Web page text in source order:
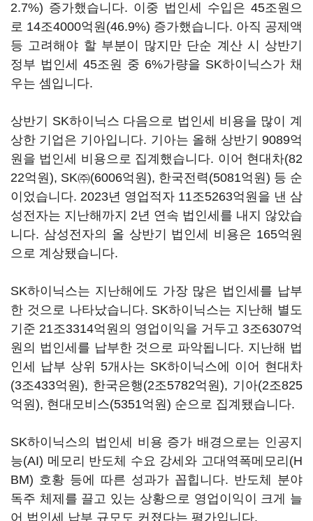
2.7%) 증가했습니다. 이중 법인세 수입은 45조원으
로 14조4000억원 (46.9%) 증가했습니다. 아직 공제액
등 고려해야 할 부분이 많지만 단순 계산 시 상반기
정부 법인세 45조원 중 6%가량을 SK하이닉스가 채
우는 셈입니다.
상반기 SK하이닉스 다음으로 법인세 비용을 많이 계
상한 기업은 기아입니다. 기아는 올해 상반기9089억
원을 법인세 비용으로 집계했습니다. 이어 현대차(82
22억원), SK㈜(6006억원), 한국전력(5081억원) 등 순
이었습니다. 2023년 영업적자 11조5263억원을 낸 삼
성전자는 지난해까지 2년 연속 법인세를 내지 않았습
니다. 삼성전자의 올 상반기 법인세 비용은 165억원
으로 계상됐습니다.
SK하이닉스는 지난해에도 가장 많은 법인세를 납부
한 것으로 나타났습니다. SK하이닉스는 지난해 별도
기준 21조3314억원의 영업이익을 거두고 3조6307억
원의 법인세를 납부한 것으로 파악됩니다. 지난해 법
인세 납부 상위 5개사는 SK하이닉스에 이어 현대차
(3조433억원), 한국은행(2조5782억원), 기아(2조825
억원), 현대모비스(5351억원) 순으로 집계됐습니다.
SK하이닉스의 법인세 비용 증가 배경으로는 인공지
능(AI) 메모리 반도체 수요 강세와 고대역폭메모리 (H
BM) 호황 등에 따른 성과가 꼽힙니다. 반도체 분야
독주 체제를 끌고 있는 상황으로 영업이익이 크게 늘
어 법인세 납부 규모도 커졌다는 평가입니다.